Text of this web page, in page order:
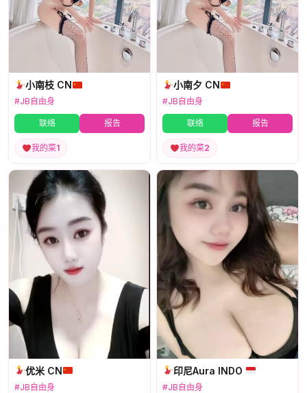
小南枝 CN
#JB自由身
联络 报告
我的菜1
小南夕 CN
#JB自由身
联络 报告
我的菜2
优米 CN
#JB自由身
印尼Aura INDO
#JB自由身